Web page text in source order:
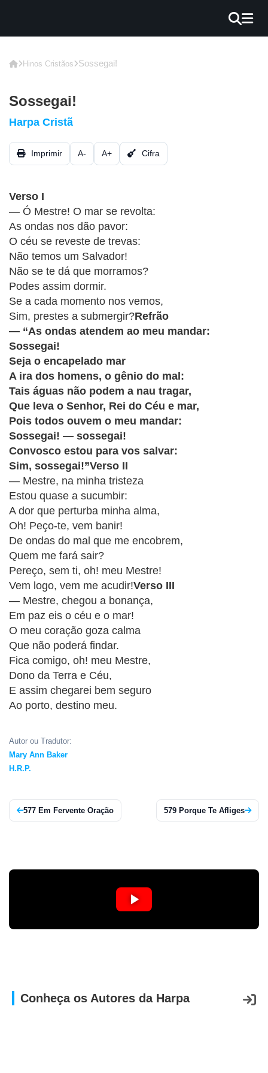
GRÁTIS
GUITAR
CIFRA
VÍDEO
HINOS
CRISTÃOS
TEORIA
MUSICAL
MINI
DOC
REVIEW
PLAYBACK
AUTORES
DA
HARPA
LISTAS
APP
WINDOWS
Hinos Cristãos Sossegai!
Sossegai!
Harpa Cristã
Imprimir A- A+ Cifra
Verso I
— Ó Mestre! O mar se revolta:
As ondas nos dão pavor:
O céu se reveste de trevas:
Não temos um Salvador!
Não se te dá que morramos?
Podes assim dormir.
Se a cada momento nos vemos,
Sim, prestes a submergir?Refrão
— “As ondas atendem ao meu mandar:
Sossegai!
Seja o encapelado mar
A ira dos homens, o gênio do mal:
Tais águas não podem a nau tragar,
Que leva o Senhor, Rei do Céu e mar,
Pois todos ouvem o meu mandar:
Sossegai! — sossegai!
Convosco estou para vos salvar:
Sim, sossegai!”Verso II
— Mestre, na minha tristeza
Estou quase a sucumbir:
A dor que perturba minha alma,
Oh! Peço-te, vem banir!
De ondas do mal que me encobrem,
Quem me fará sair?
Pereço, sem ti, oh! meu Mestre!
Vem logo, vem me acudir!Verso III
— Mestre, chegou a bonança,
Em paz eis o céu e o mar!
O meu coração goza calma
Que não poderá findar.
Fica comigo, oh! meu Mestre,
Dono da Terra e Céu,
E assim chegarei bem seguro
Ao porto, destino meu.
Autor ou Tradutor:
Mary Ann Baker
H.R.P.
577 Em Fervente Oração 579 Porque Te Afliges
Conheça os Autores da Harpa